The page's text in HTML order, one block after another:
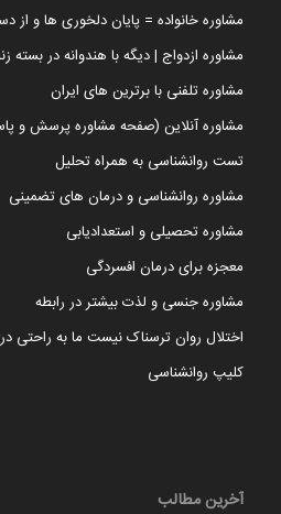
مشاوره خانواده = پایان دلخوری ها و از
مشاوره ازدواج | دیگه با هندوانه در بسته
مشاوره تلفنی با برترین های ایران
مشاوره آنلاین (صفحه مشاوره پرسش و
تست روانشناسی به همراه تحلیل
مشاوره روانشناسی و درمان های تضمینی
مشاوره تحصیلی و استعدادیابی
معجزه برای درمان افسردگی
مشاوره جنسی و لذت بیشتر در رابطه
اختلال روان ترسناک نیست ما به راحتی
کلیپ روانشناسی
آخرین مطالب